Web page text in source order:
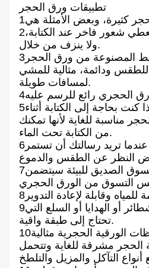
تطبيقات ورق الحجر
2الورق - ورق الحجر يعطي شعور فاخر عند الكتابة،
ولا ينزف من خلال.
3الخرائط - الخرائط المصنوعة من ورق الحجر
ودائمة، مثالية للمشي
لمسافات طويلة.
5أدوات الغوص - إذا كنت بحاجة إلى الكتابة أثناء
مناسبة للغاية لأنها تمكنك
من الكتابة تحت الماء.
6ملصقات وعلامات - عندما تريد رسالتك أن تستمر
7أكياس التسوق - التسوق الصديق للبيئة سيتضمن
وقابلة لإعادة التدوير
9ورق تغليف - تغليف الشطائر أو الهدايا أو السلع التي
تحتاج إلى طبقة واقية.
10الملاحظات - الملاحظات الورقية الحجرية مثالية
الحجر مشرقة للغاية وتتحمل